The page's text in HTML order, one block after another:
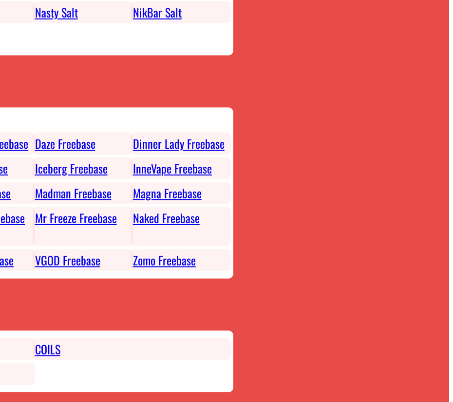
Nasty Salt
NikBar Salt
Daze Freebase
Dinner Lady Freebase
Iceberg Freebase
InneVape Freebase
Madman Freebase
Magna Freebase
Mr Freeze Freebase Naked Freebase
VGOD Freebase Zomo Freebase
COILS